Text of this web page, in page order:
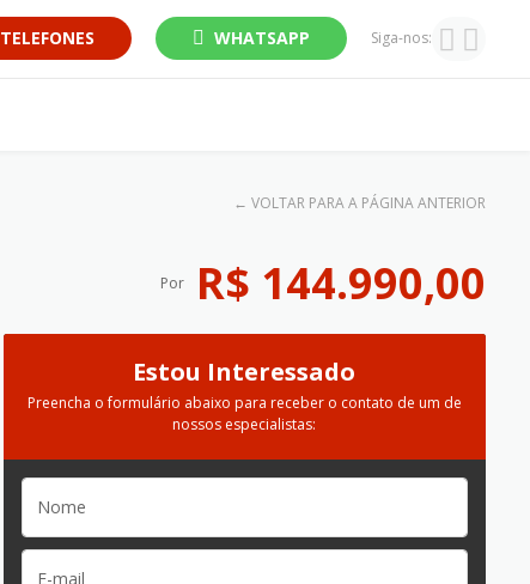
TELEFONES WHATSAPP Siga-nos:
← VOLTAR PARA A PÁGINA ANTERIOR
Por R$ 144.990,00
Estou Interessado
Preencha o formulário abaixo para receber o contato de um de
nossos especialistas: